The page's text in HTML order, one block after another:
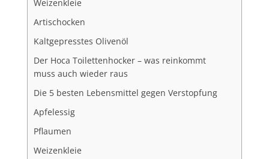
Weizenkleie
Artischocken
Kaltgepresstes Olivenöl
Der Hoca Toilettenhocker – was reinkommt
muss auch wieder raus
Die 5 besten Lebensmittel gegen Verstopfung
Apfelessig
Pflaumen
Weizenkleie